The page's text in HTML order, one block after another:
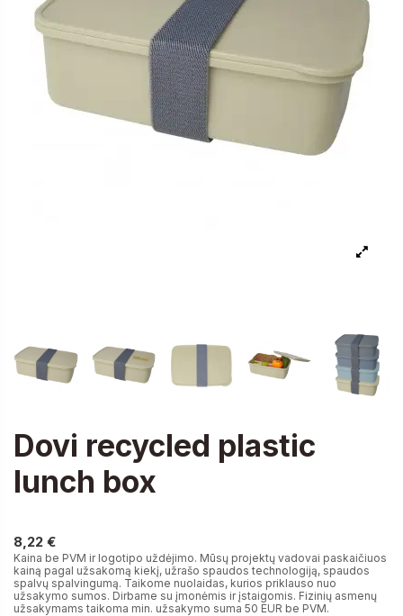
Dovi recycled plastic
lunch box
8,22 €
Kaina be PVM ir logotipo uždėjimo. Mūsų projektų vadovai paskaičiuos
kainą pagal užsakomą kiekį, užrašo spaudos technologiją, spaudos
spalvų spalvingumą. Taikome nuolaidas, kurios priklauso nuo
užsakymo sumos. Dirbame su įmonėmis ir įstaigomis. Fizinių asmenų
užsakymams taikoma min. užsakymo suma 50 EUR be PVM.